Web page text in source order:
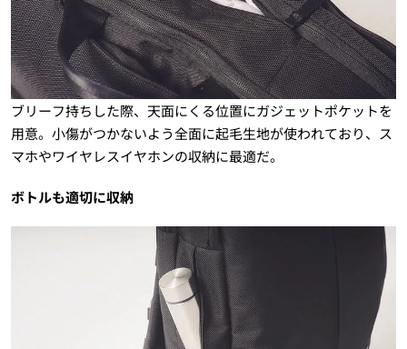
ブリーフ持ちした際、天面にくる位置にガジェットポケットを
用意。小傷がつかないよう全面に起毛生地が使われており、ス
マホやワイヤレスイヤホンの収納に最適だ。
ボトルも適切に収納